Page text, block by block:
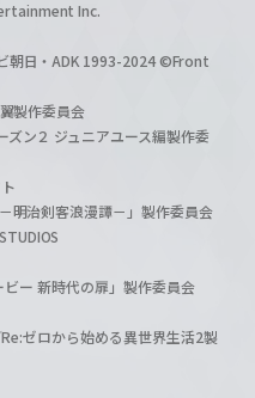
Inc.
朝日・ADK 1993-2024 ©Front
製作委員会
ン２ ジュニアユース編製作委
明治剣客浪漫譚－」製作委員会
ー 新時代の扉」製作委員会
ゼロから始める異世界生活2製